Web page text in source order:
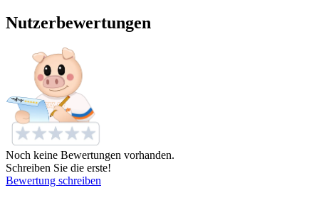
Nutzerbewertungen
Noch keine Bewertungen vorhanden.
Schreiben Sie die erste!
Bewertung schreiben